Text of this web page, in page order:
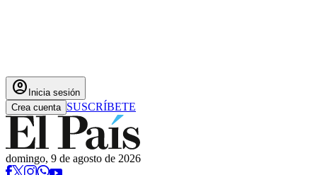
account_circle Inicia sesión
Crea cuenta SUSCRÍBETE
domingo, 9 de agosto de 2026